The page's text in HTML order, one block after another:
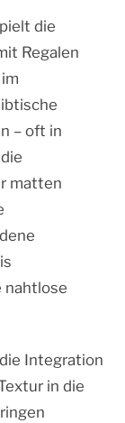
die
Regalen
– oft in
matten
nahtlose
Integration
in die